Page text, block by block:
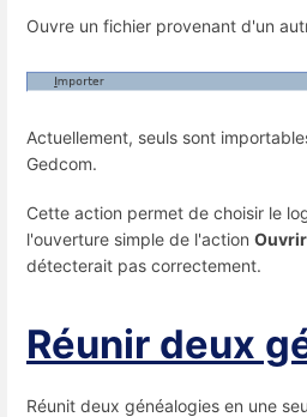
Ouvre un fichier provenant d'un
Actuellement, seuls sont
Gedcom.
Cette action permet de choisir le
l'ouverture simple de l'action
détecterait pas correctement.
Réunir deux
Réunit deux généalogies en une